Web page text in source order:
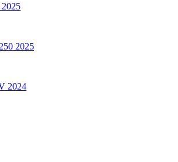
2025
2024